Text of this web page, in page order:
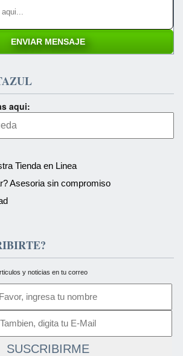
aqui:
Tienda en Linea
Asesoria sin compromiso
y noticias en tu correo
SUSCRIBIRME